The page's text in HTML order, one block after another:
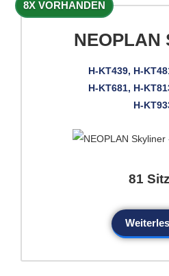
8X VORHANDEN
NEOPLAN
H-KT439, H-
H-KT681, H-
H-
81